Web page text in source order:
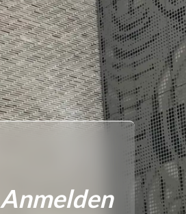
Anmelden